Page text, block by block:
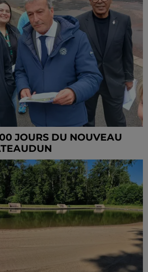
JOURS DU NOUVEAU